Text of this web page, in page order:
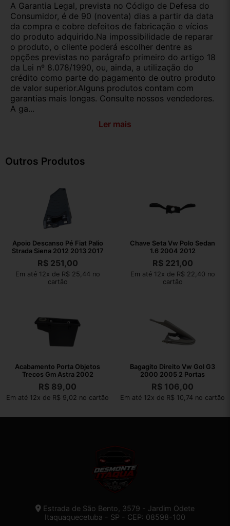
A Garantia Legal, prevista no Código de Defesa do
Consumidor, é de 90 (noventa) dias a partir da data
da compra e cobre defeitos de fabricação e vícios
do produto adquirido.Na impossibilidade de reparar
o produto, o cliente poderá escolher dentre as
opções previstas no parágrafo primeiro do artigo 18
da Lei nº 8.078/1990, ou, ainda, a utilização do
crédito como parte do pagamento de outro produto
de valor superior.Alguns produtos contam com
garantias mais longas. Consulte nossos vendedores.
A ga...
Ler mais
Outros Produtos
Apoio Descanso Pé Fiat Palio
Strada Siena 2012 2013 2017
R$251,00
Em até 12x de R$ 25,44 no
cartão
Chave Seta Vw Polo Sedan
1.6 2004 2012
R$221,00
Em até 12x de R$ 22,40 no
cartão
Acabamento Porta Objetos
Trecos Gm Astra 2002
R$ 89,00
Em até 12x de R$ 9,02 no cartão
Bagagito Direito Vw Gol G3
2000 2005 2 Portas
R$ 106,00
Em até 12x de R$ 10,74 no cartão
Estrada de São Bento, 3579 - Jardim Odete
Itaquaquecetuba - SP - CEP: 08598-100